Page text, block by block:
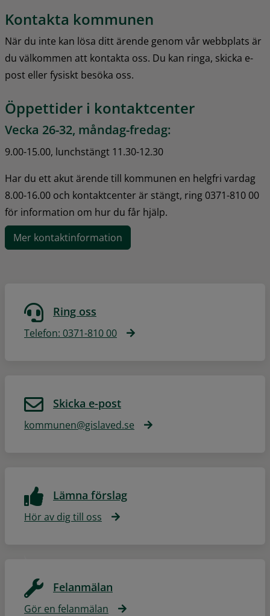
Kontakta kommunen
När du inte kan lösa ditt ärende genom vår webbplats är
du välkommen att kontakta oss. Du kan ringa, skicka e-
post eller fysiskt besöka oss.
Öppettider i kontaktcenter
Vecka 26-32, måndag-fredag:
9.00-15.00, lunchstängt 11.30-12.30
Har du ett akut ärende till kommunen en helgfri vardag
8.00-16.00 och kontaktcenter är stängt, ring 0371-810 00
för information om hur du får hjälp.
Mer kontaktinformation
Ring oss
Telefon: 0371-810 00
Skicka e-post
kommunen@gislaved.se
Lämna förslag
Hör av dig till oss
Felanmälan
Gör en felanmälan